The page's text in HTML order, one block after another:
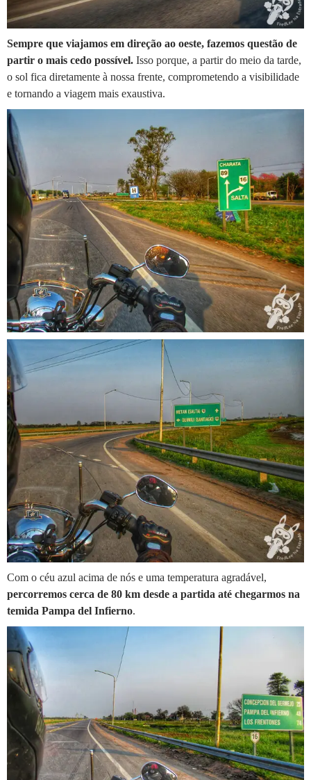
Sempre que viajamos em direção ao oeste, fazemos questão de
partir o mais cedo possível. Isso porque, a partir do meio da tarde,
o sol fica diretamente à nossa frente, comprometendo a visibilidade
e tornando a viagem mais exaustiva.
Com o céu azul acima de nós e uma temperatura agradável,
percorremos cerca de 80 km desde a partida até chegarmos na
temida Pampa del Infierno.